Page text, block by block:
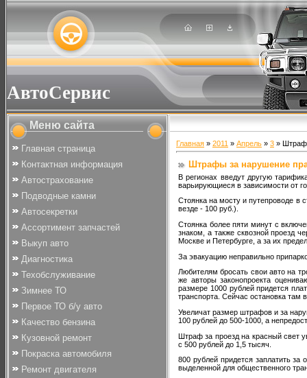
АвтоСервис
Меню сайта
Главная страница
Контактная информация
Автострахование
Подводные камни
Автосекретки
Ассортимент запчастей
Выкуп авто
Диагностика
Техобслуживание
Зимнее ТО
Первое ТО б/у авто
Качество бензина
Кузовной ремонт
Покраска автомобиля
Ремонт двигателя
Главная » 2011 » Апрель » 3 »
Штрафы за нарушение
В регионах введут другую
варьирующиеся в зависимости от
Стоянка на мосту и путепроводе в
везде - 100 руб.).
Стоянка более пяти минут с
знаком, а также сквозной проезд
Москве и Петербурге, а за их
За эвакуацию неправильно
Любителям бросать свои авто на
же авторы законопроекта
размере 1000 рублей придется
транспорта. Сейчас остановка там
Увеличат размер штрафов и за
100 рублей до 500-1000, а
Штраф за проезд на красный свет
с 500 рублей до 1,5 тысяч.
800 рублей придется заплатить за
выделенной для общественного